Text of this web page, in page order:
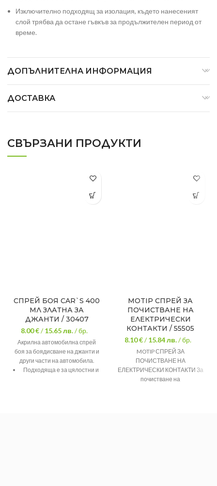
Изключително подходящ за изолация, където нанесеният
слой трябва да остане гъвкъв за продължителен период от
време.
ДОПЪЛНИТЕЛНА ИНФОРМАЦИЯ
ДОСТАВКА
СВЪРЗАНИ ПРОДУКТИ
СПРЕЙ БОЯ CAR`S 400
МЛ ЗЛАТНА ЗА
ДЖАНТИ / 30407
8.00 €/15.65лв./ бр.
Акрилна автомобилна спрей
боя за боядисване на джанти и
други части на автомобила.
Подходяща е за цялостни и
MOTIP СПРЕЙ ЗА
ПОЧИСТВАНЕ НА
ЕЛЕКТРИЧЕСКИ
КОНТАКТИ / 55505
8.10 €/15.84лв./ бр.
MOTIP СПРЕЙ ЗА
ПОЧИСТВАНЕ НА
ЕЛЕКТРИЧЕСКИ КОНТАКТИ За
почистване на